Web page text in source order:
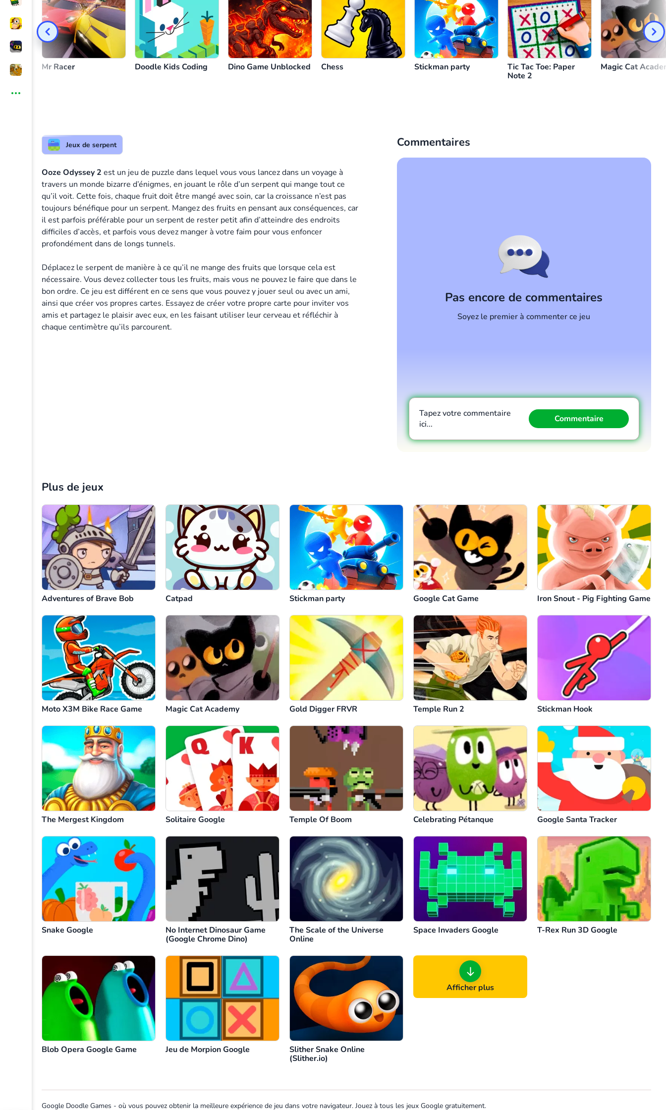
Joueur 1 Contrôle des serpents Redémarrer
Joueur 2 Contrôle de la couleuvre rouge
Mr Racer Doodle Kids Coding Dino Game Unblocked Chess Stickman party
Tic Tac Toe: Paper
Note 2
Magic Cat
Jeux de serpent
Ooze Odyssey 2 est un jeu de puzzle dans lequel vous vous lancez dans un voyage à
travers un monde bizarre d’énigmes, en jouant le rôle d’un serpent qui mange tout ce
qu’il voit. Cette fois, chaque fruit doit être mangé avec soin, car la croissance n’est pas
toujours bénéfique pour un serpent. Mangez des fruits en pensant aux conséquences, car
il est parfois préférable pour un serpent de rester petit afin d’atteindre des endroits
difficiles d’accès, et parfois vous devez manger à votre faim pour vous enfoncer
profondément dans de longs tunnels.
Déplacez le serpent de manière à ce qu’il ne mange des fruits que lorsque cela est
nécessaire. Vous devez collecter tous les fruits, mais vous ne pouvez le faire que dans le
bon ordre. Ce jeu est différent en ce sens que vous pouvez y jouer seul ou avec un ami,
ainsi que créer vos propres cartes. Essayez de créer votre propre carte pour inviter vos
amis et partagez le plaisir avec eux, en les faisant utiliser leur cerveau et réfléchir à
chaque centimètre qu’ils parcourent.
Commentaires
Pas encore de commentaires
Soyez le premier à commenter ce jeu
Tapez votre commentaire
ici...
Commentaire
Annuler Commentaire
Plus de jeux
Adventures of Brave Bob Catpad Stickman party Google Cat Game Iron Snout - Pig Fighting Game
Moto X3M Bike Race Game Magic Cat Academy Gold Digger FRVR Temple Run 2 Stickman Hook
The Mergest Kingdom Solitaire Google Temple Of Boom Celebrating Pétanque Google Santa Tracker
Snake Google
No Internet Dinosaur Game
(Google Chrome Dino)
The Scale of the Universe
Online
Space Invaders Google T-Rex Run 3D Google
Blob Opera Google Game Jeu de Morpion Google
Slither Snake Online
(Slither.io)
Afficher plus
Google Doodle Games - où vous pouvez obtenir la meilleure expérience de jeu dans votre navigateur. Jouez à tous les jeux Google gratuitement.